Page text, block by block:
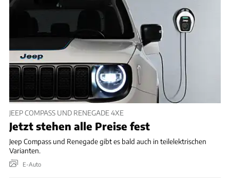
JEEP COMPASS UND RENEGADE 4XE
Jetzt stehen alle Preise fest
Jeep Compass und Renegade gibt es bald auch in teilelektrischen
Varianten.
E-Auto